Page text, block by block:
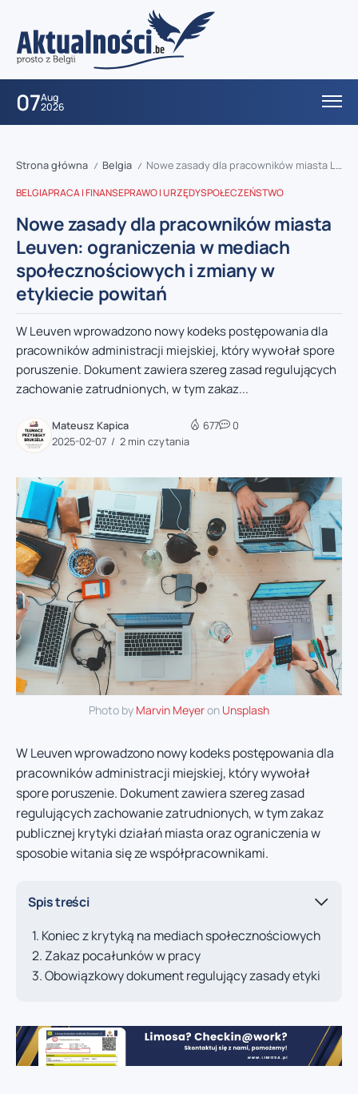
07Aug
2026
Strona główna / Belgia / Nowe zasady dla pracowników miasta Leuven: ograniczenia w mediach społecznościowych i zmiany w etykiecie powitań
BELGIAPRACA I FINANSEPRAWO I URZĘDYSPOŁECZEŃSTWO
Nowe zasady dla pracowników miasta
Leuven: ograniczenia w mediach
społecznościowych i zmiany w
etykiecie powitań
W Leuven wprowadzono nowy kodeks postępowania dla
pracowników administracji miejskiej, który wywołał spore
poruszenie. Dokument zawiera szereg zasad regulujących
zachowanie zatrudnionych, w tym zakaz...
Mateusz Kapica
2025-02-07
2 min czytania
677 0
Photo by Marvin Meyeron Unsplash
W Leuven wprowadzono nowy kodeks postępowania dla
pracowników administracji miejskiej, który wywołał
spore poruszenie. Dokument zawiera szereg zasad
regulujących zachowanie zatrudnionych, w tym zakaz
publicznej krytyki działań miasta oraz ograniczenia w
sposobie witania się ze współpracownikami.
Spis treści
Koniec z krytyką na mediach społecznościowych
Zakaz pocałunków w pracy
Obowiązkowy dokument regulujący zasady etyki